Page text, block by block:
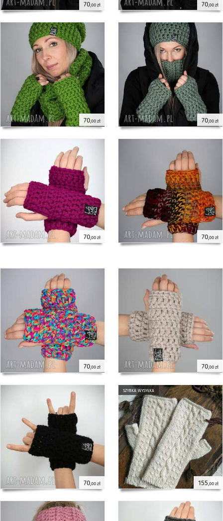
70,00 zł 70,00 zł
70,00 zł 70,00 zł
70,00 zł 70,00 zł
70,00 zł 70,00 zł
70,00 zł
szybka wysyłka
155 ,00 zł